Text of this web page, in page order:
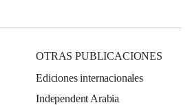
OTRAS PUBLICACIONES
Ediciones internacionales
Independent Arabia